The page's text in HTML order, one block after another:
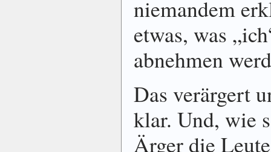
niemandem
etwas, was
abnehmen
Das verärgert
klar. Und, wie
Ärger die